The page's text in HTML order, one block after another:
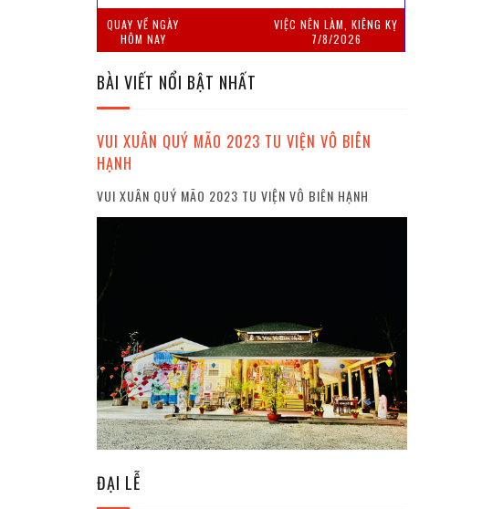
QUAY VỀ NGÀY
HÔM NAY
VIỆC NÊN LÀM, KIÊNG KỴ
7/8/2026
BÀI VIẾT NỔI BẬT NHẤT
VUI XUÂN QUÝ MÃO 2023 TU VIỆN VÔ BIÊN
HẠNH
VUI XUÂN QUÝ MÃO 2023 TU VIỆN VÔ BIÊN HẠNH
ĐẠI LỄ